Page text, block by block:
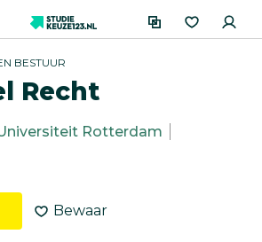
BESTUUR
Recht
Rotterdam
Bewaar